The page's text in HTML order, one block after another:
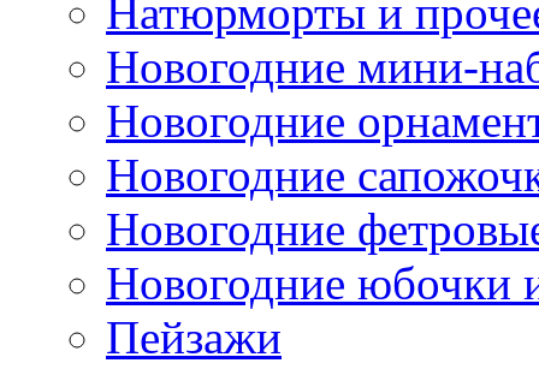
Натюрморты и
Новогодние мини-
Новогодние
Новогодние
Новогодние
Новогодние юбочки
Пейзажи